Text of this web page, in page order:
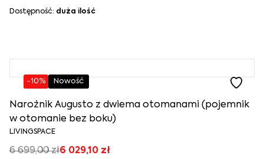
Dostępność: duża ilość
-10% Nowość
Narożnik Augusto z dwiema otomanami (pojemnik
w otomanie bez boku)
LIVINGSPACE
6 699,00 zł6 029,10 zł